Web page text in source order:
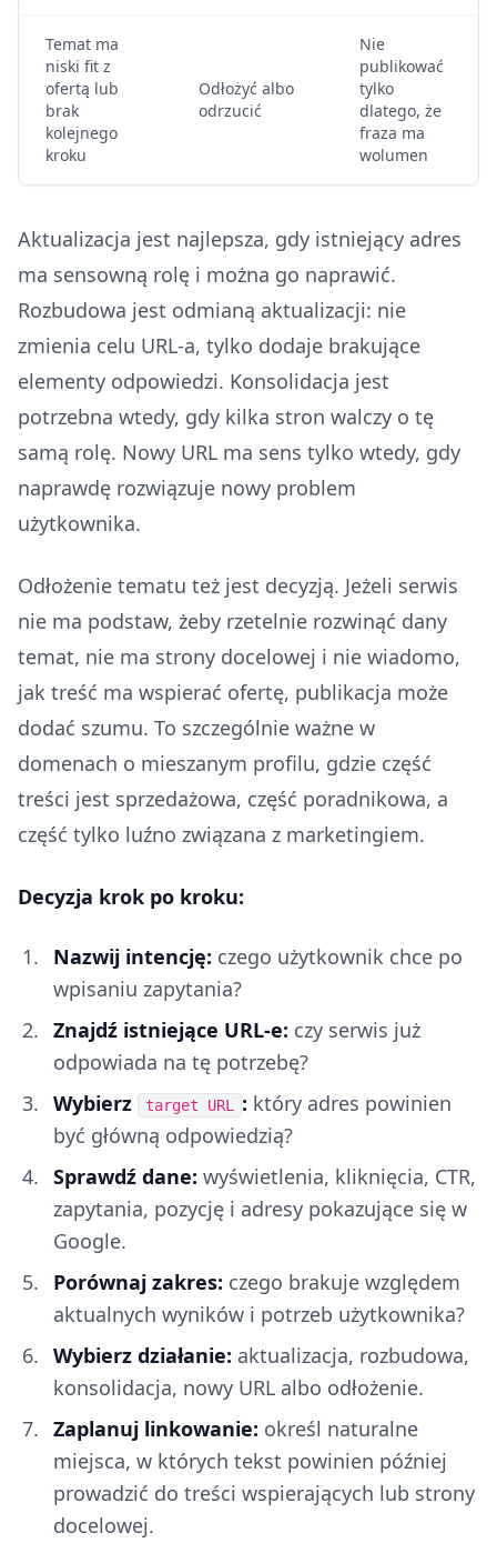
Temat ma
niski fit z
ofertą lub
brak
kolejnego
kroku
Odłożyć albo
odrzucić
Nie
publikować
tylko
dlatego, że
fraza ma
wolumen
Aktualizacja jest najlepsza, gdy istniejący adres
ma sensowną rolę i można go naprawić.
Rozbudowa jest odmianą aktualizacji: nie
zmienia celu URL-a, tylko dodaje brakujące
elementy odpowiedzi. Konsolidacja jest
potrzebna wtedy, gdy kilka stron walczy o tę
samą rolę. Nowy URL ma sens tylko wtedy, gdy
naprawdę rozwiązuje nowy problem
użytkownika.
Odłożenie tematu też jest decyzją. Jeżeli serwis
nie ma podstaw, żeby rzetelnie rozwinąć dany
temat, nie ma strony docelowej i nie wiadomo,
jak treść ma wspierać ofertę, publikacja może
dodać szumu. To szczególnie ważne w
domenach o mieszanym profilu, gdzie część
treści jest sprzedażowa, część poradnikowa, a
część tylko luźno związana z marketingiem.
Decyzja krok po kroku:
Nazwij intencję: czego użytkownik chce po
wpisaniu zapytania?
Znajdź istniejące URL-e: czy serwis już
odpowiada na tę potrzebę?
Wybierz
target URL : który adres powinien
być główną odpowiedzią?
Sprawdź dane: wyświetlenia, kliknięcia, CTR,
zapytania, pozycję i adresy pokazujące się w
Google.
Porównaj zakres: czego brakuje względem
aktualnych wyników i potrzeb użytkownika?
Wybierz działanie: aktualizacja, rozbudowa,
konsolidacja, nowy URL albo odłożenie.
Zaplanuj linkowanie: określ naturalne
miejsca, w których tekst powinien później
prowadzić do treści wspierających lub strony
docelowej.